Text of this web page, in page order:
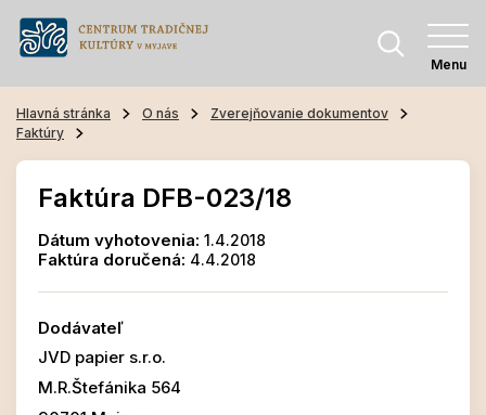
Menu
Hlavná stránka O nás
Zverejňovanie dokumentov
Faktúry
Faktúra DFB-023/18
Dátum vyhotovenia: 1.4.2018
Faktúra doručená: 4.4.2018
Dodávateľ
JVD papier s.r.o.
M.R.Štefánika 564